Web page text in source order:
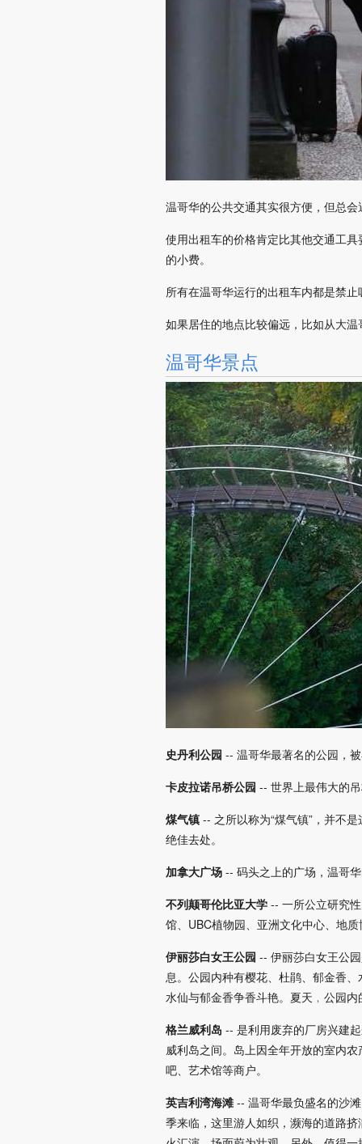
温哥华的公共交通其实很方便，但总
使用出租车的价格肯定比其他交通工
的小费。
所有在温哥华运行的出租车内都是禁止
如果居住的地点比较偏远，比如从大
温哥华景点
史丹利公园 -- 温哥华最著名的公园，
卡皮拉诺吊桥公园 -- 世界上最伟大的
煤气镇 -- 之所以称为“煤气镇”，并不
绝佳去处。
加拿大广场 -- 码头之上的广场，温哥
不列颠哥伦比亚大学 -- 一所公立研究
馆、UBC植物园、亚洲文化中心、地
伊丽莎白女王公园 -- 伊丽莎白女王公
息。公园内种有樱花、杜鹃、郁金香
水仙与郁金香争香斗艳。夏天﹐公园
格兰威利岛 -- 是利用废弃的厂房兴建
威利岛之间。岛上因全年开放的室内
吧、艺术馆等商户。
英吉利湾海滩 -- 温哥华最负盛名的沙
季来临，这里游人如织，濒海的道路